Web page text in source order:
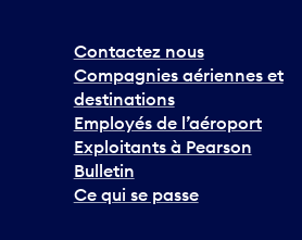
Contactez nous
Compagnies aériennes et
destinations
Employés de l’aéroport
Exploitants à Pearson
Bulletin
Ce qui se passe